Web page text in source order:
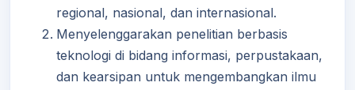
regional, nasional, dan internasional.
Menyelenggarakan penelitian berbasis
teknologi di bidang informasi, perpustakaan,
dan kearsipan untuk mengembangkan ilmu